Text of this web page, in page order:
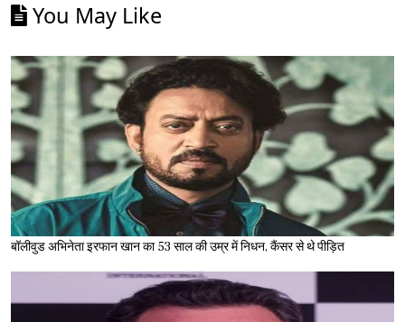
You May Like
बॉलीवुड अभिनेता इरफान खान का 53 साल की उम्र में निधन, कैंसर से थे पीड़ित